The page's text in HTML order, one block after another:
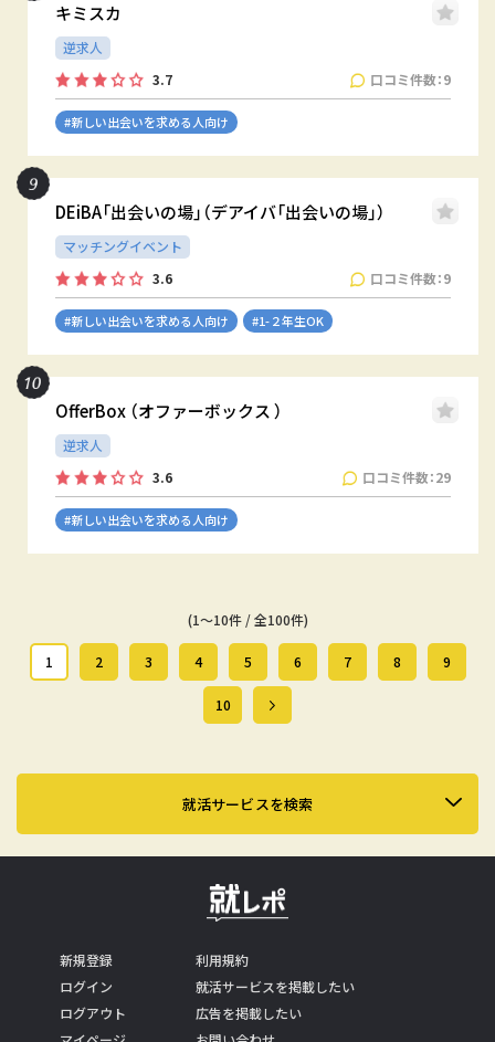
キミスカ
逆求人
3.7
口コミ件数：9
#新しい出会いを求める人向け
DEiBA「出会いの場」（デアイバ「出会いの場」）
マッチングイベント
3.6
口コミ件数：9
#新しい出会いを求める人向け #1-２年生OK
OfferBox （オファーボックス ）
逆求人
3.6
口コミ件数：29
#新しい出会いを求める人向け
(1～10件 / 全100件)
1 2 3 4 5 6 7 8 9
10
就活サービスを検索
新規登録
ログイン
ログアウト
利用規約
就活サービスを掲載したい
広告を掲載したい